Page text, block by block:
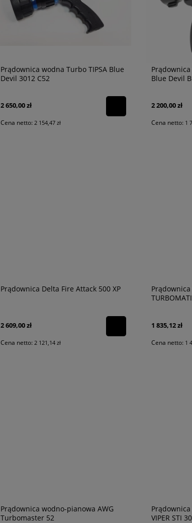
Prądownica wodna Turbo TIPSA Blue
Devil 3012 C52
2 650,00 zł
Cena netto: 2 154,47 zł
Blue Devil
2 200,00 zł
Cena netto: 1
Prądownica Delta Fire Attack 500 XP
2 609,00 zł
Cena netto: 2 121,14 zł
1 835,12 zł
Cena netto: 1
Prądownica wodno-pianowa AWG
Turbomaster 52
VIPER STI